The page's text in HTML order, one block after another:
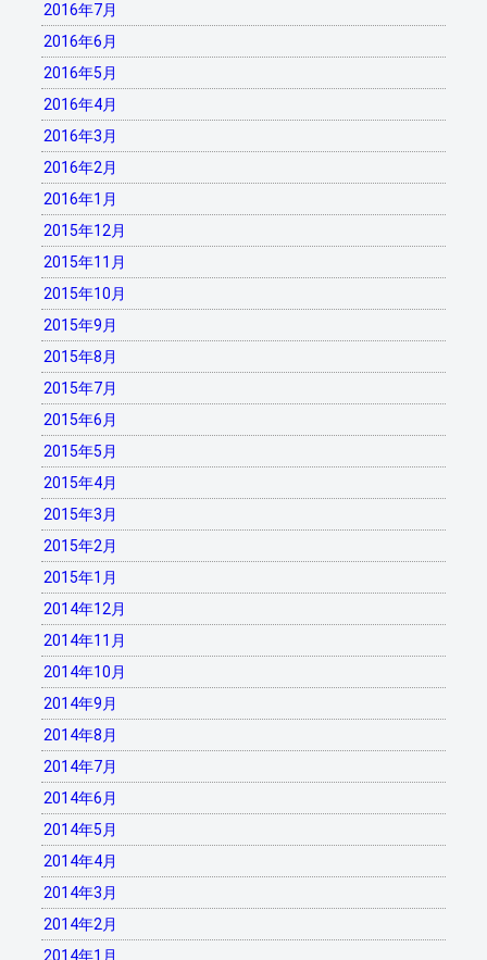
2016年7月
2016年6月
2016年5月
2016年4月
2016年3月
2016年2月
2016年1月
2015年12月
2015年11月
2015年10月
2015年9月
2015年8月
2015年7月
2015年6月
2015年5月
2015年4月
2015年3月
2015年2月
2015年1月
2014年12月
2014年11月
2014年10月
2014年9月
2014年8月
2014年7月
2014年6月
2014年5月
2014年4月
2014年3月
2014年2月
2014年1月